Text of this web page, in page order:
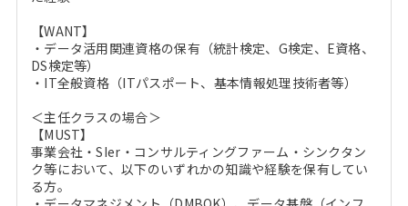
【WANT】
・データ活用関連資格の保有（統計検定、G検定、E資格、
DS検定等）
・IT全般資格（ITパスポート、基本情報処理技術者等）
＜主任クラスの場合＞
【MUST】
事業会社・SIer・コンサルティングファーム・シンクタン
ク等において、以下のいずれかの知識や経験を保有してい
る方。